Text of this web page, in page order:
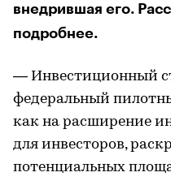
внедрившая его.
подробнее.
— Инвестиционный
федеральный
как на расширение
для инвесторов,
потенциальных